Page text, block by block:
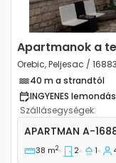
Apartmanok a
Orebic, Peljesac / 16883
40 m a strandtól
INGYENES
Szállásegységek:
Kétszobás
APARTMAN A-
38 m2 2 1